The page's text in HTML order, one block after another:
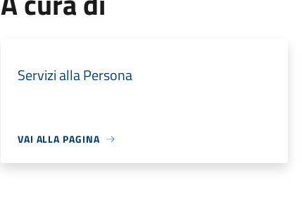
Servizi alla Persona
VAI ALLA PAGINA